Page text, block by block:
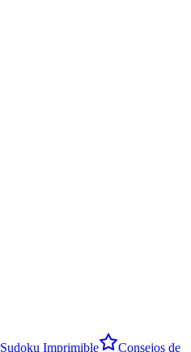
Sudoku Imprimible
Consejos de